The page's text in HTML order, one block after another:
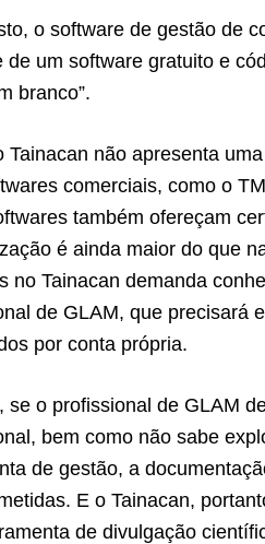
o software de gestão de
de um software gratuito e
branco”.
Tainacan não apresenta
comerciais, como o
também ofereçam
é ainda maior do que
no Tainacan demanda
de GLAM, que precisará
por conta própria.
se o profissional de GLAM
bem como não sabe
de gestão, a
E o Tainacan,
de divulgação